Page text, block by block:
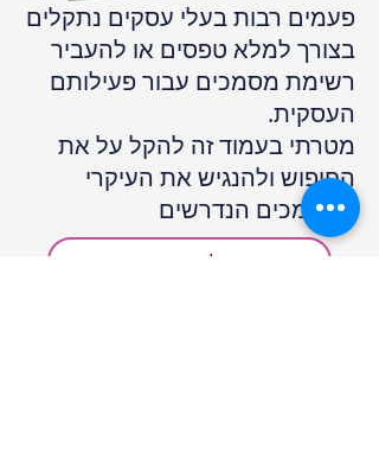
פעמים רבות בעלי עסקים נתקלים
בצורך למלא טפסים או להעביר
רשימת מסמכים עבור פעילותם
העסקית.
מטרתי בעמוד זה להקל על את
החיפוש ולהנגיש את העיקרי
המסמכים הנדרשים